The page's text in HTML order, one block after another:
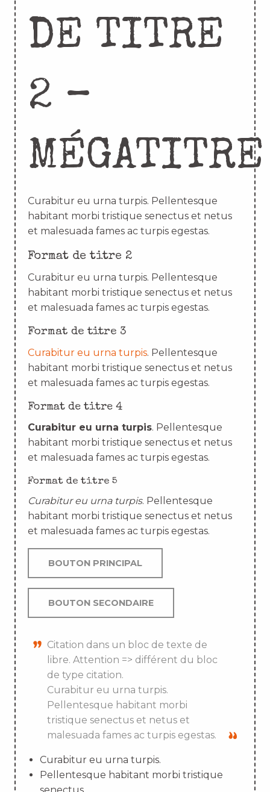
DE TITRE
2 –
MÉGATITRE
Curabitur eu urna turpis. Pellentesque
habitant morbi tristique senectus et netus
et malesuada fames ac turpis egestas.
Format de titre 2
Curabitur eu urna turpis. Pellentesque
habitant morbi tristique senectus et netus
et malesuada fames ac turpis egestas.
Format de titre 3
Curabitur eu urna turpis. Pellentesque
habitant morbi tristique senectus et netus
et malesuada fames ac turpis egestas.
Format de titre 4
Curabitur eu urna turpis. Pellentesque
habitant morbi tristique senectus et netus
et malesuada fames ac turpis egestas.
Format de titre 5
Curabitur eu urna turpis. Pellentesque
habitant morbi tristique senectus et netus
et malesuada fames ac turpis egestas.
BOUTON PRINCIPAL
BOUTON SECONDAIRE
Citation dans un bloc de texte de
libre. Attention => différent du bloc
de type citation.
Curabitur eu urna turpis.
Pellentesque habitant morbi
tristique senectus et netus et
malesuada fames ac turpis egestas.
Curabitur eu urna turpis.
Pellentesque habitant morbi tristique